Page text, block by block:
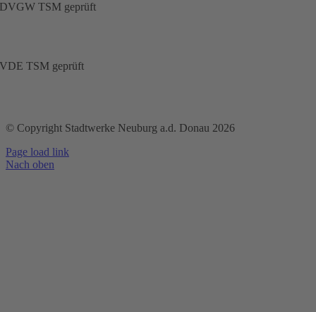
DVGW TSM geprüft
VDE TSM geprüft
© Copyright Stadtwerke Neuburg a.d. Donau 2026
Page load link
Nach oben